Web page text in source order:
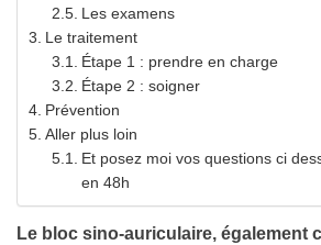
Les examens
Le traitement
Étape 1 : prendre en charge
Étape 2 : soigner
Prévention
Aller plus loin
Et posez moi vos questions ci
en 48h
Le bloc sino-auriculaire, également